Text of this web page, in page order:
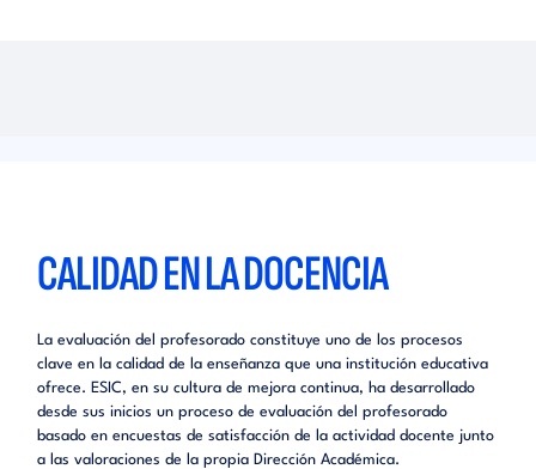
CALIDAD EN LA DOCENCIA
La evaluación del profesorado constituye uno de los procesos
clave en la calidad de la enseñanza que una institución educativa
ofrece. ESIC, en su cultura de mejora continua, ha desarrollado
desde sus inicios un proceso de evaluación del profesorado
basado en encuestas de satisfacción de la actividad docente junto
a las valoraciones de la propia Dirección Académica.